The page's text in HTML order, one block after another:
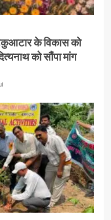
के विकास को
को सौंपा मांग